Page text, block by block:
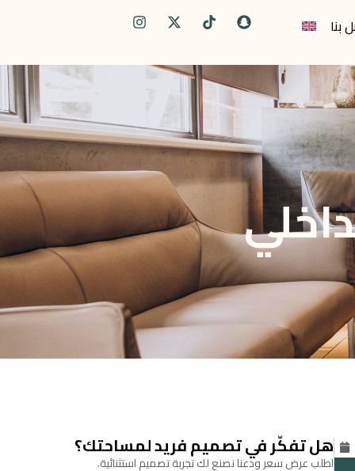
بنا
هل تفكّر في تصميم فريد لمساحتك؟
اطلب عرض سعر ودعنا نصنع لك تجربة تصميم استثنائية.